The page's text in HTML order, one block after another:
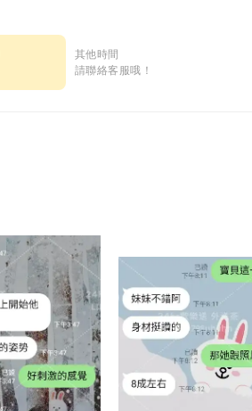
其他時間
請聯絡客服哦！